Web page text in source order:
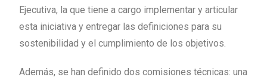
Ejecutiva, la que tiene a cargo implementar y articular
esta iniciativa y entregar las definiciones para su
sostenibilidad y el cumplimiento de los objetivos.
Además, se han definido dos comisiones técnicas: una